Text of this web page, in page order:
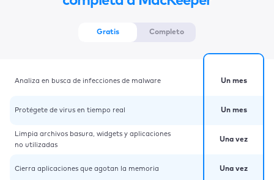
Gratis Completo
Analiza en busca de infecciones de malware
Protégete de virus en tiempo real
Limpia archivos basura, widgets y aplicaciones
no utilizadas
Cierra aplicaciones que agotan la memoria
Un mes
Un mes
Una vez
Una vez